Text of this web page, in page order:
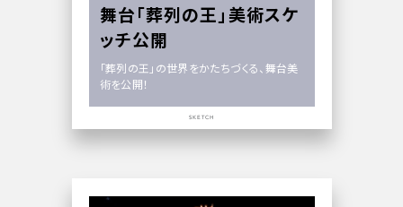
舞台「葬列の王」美術スケ
ッチ公開
「葬列の王」の世界をかたちづくる、舞台美
術を公開！
SKETCH